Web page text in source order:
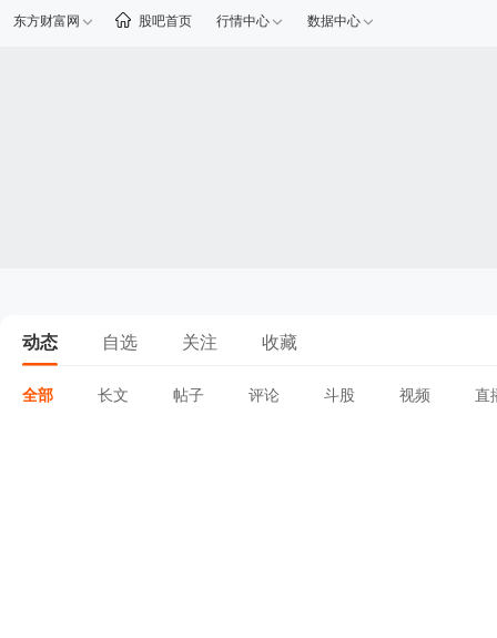
东方财富网 股吧首页 行情中心 数据中心
动态 自选 关注 收藏
全部 长文 帖子 评论 斗股 视频 直